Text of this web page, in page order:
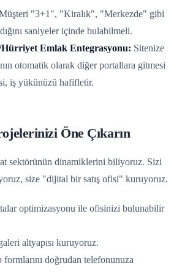
"3+1", "Kiralık", "Merkezde" gibi
saniyeler içinde bulabilmeli.
Emlak Entegrasyonu: Sitenize
otomatik olarak diğer portallara gitmesi
iş yükünüzü hafifletir.
Öne Çıkarın
sektörünün dinamiklerini biliyoruz. Sizi
size "dijital bir satış ofisi" kuruyoruz.
optimizasyonu ile ofisinizi bulunabilir
altyapısı kuruyoruz.
doğrudan telefonunuza